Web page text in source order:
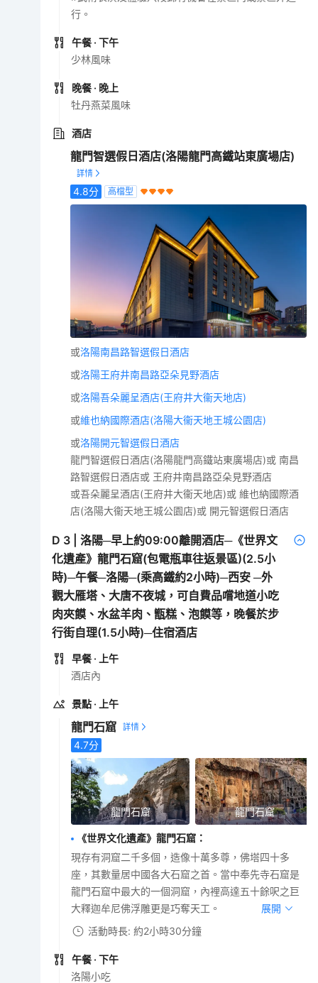
行。
午餐 · 下午
少林風味
晚餐 · 晚上
牡丹燕菜風味
酒店
龍門智選假日酒店(洛陽龍門高鐵站東廣場店)
4.8分 高檔型
或洛陽南昌路智選假日酒店
或洛陽王府井南昌路亞朵見野酒店
或洛陽吾朵麗呈酒店(王府井大衞天地店)
或維也納國際酒店(洛陽大衞天地王城公園店)
或洛陽開元智選假日酒店
龍門智選假日酒店(洛陽龍門高鐵站東廣場店)或 南昌
路智選假日酒店或 王府井南昌路亞朵見野酒店
或吾朵麗呈酒店(王府井大衞天地店)或 維也納國際酒
店(洛陽大衞天地王城公園店)或 開元智選假日酒店
D 3 |洛陽─早上約09:00離開酒店─《世界文
化遺產》龍門石窟(包電瓶車往返景區)(2.5小
時)─午餐─洛陽─(乘高鐵約2小時)─西安 ─外
觀大雁塔、大唐不夜城，可自費品嚐地道小吃
肉夾饃、水盆羊肉、甑糕、泡饃等，晚餐於步
行街自理(1.5小時)─住宿酒店
早餐 · 上午
酒店內
景點 · 上午
龍門石窟
4.7分
龍門石窟 龍門石窟
《世界文化遺產》龍門石窟 ：
現存有洞窟二千多個，造像十萬多尊，佛塔四十多
座，其數量居中國各大石窟之首。當中奉先寺石窟是
龍門石窟中最大的一個洞窟，內裡高達五十餘呎之巨
大釋迦牟尼佛浮雕更是巧奪天工。
展開
活動時長: 約2小時30分鐘
午餐 · 下午
洛陽小吃